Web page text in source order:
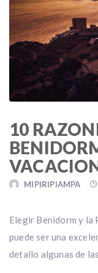
10
MIPIRIPIAMPA
Elegir Benidorm y la
puede ser una
detallo algunas de